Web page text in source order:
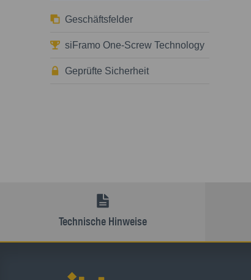
Geschäftsfelder
siFramo One-Screw Technology
Geprüfte Sicherheit
Technische Hinweise